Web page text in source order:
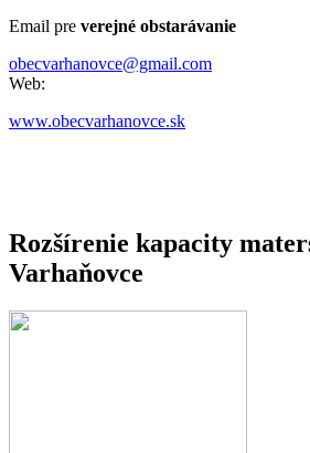
Email pre verejné obstarávanie
obecvarhanovce@gmail.com
Web:
www.obecvarhanovce.sk
Rozšírenie kapacity
Varhaňovce